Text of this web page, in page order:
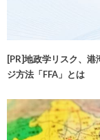
[PR]地政学リスク、
ジ方法「FFA」とは